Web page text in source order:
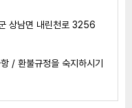
상남면 내린천로 3256
/ 환불규정을 숙지하시기